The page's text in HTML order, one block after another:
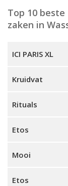
Top 10
zaken in
ICI PARIS XL
Kruidvat
Rituals
Etos
Mooi
Etos